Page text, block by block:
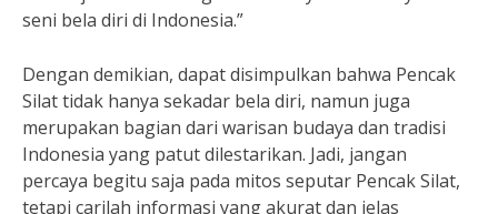
seni bela diri di Indonesia.”
Dengan demikian, dapat disimpulkan bahwa Pencak
Silat tidak hanya sekadar bela diri, namun juga
merupakan bagian dari warisan budaya dan tradisi
Indonesia yang patut dilestarikan. Jadi, jangan
percaya begitu saja pada mitos seputar Pencak Silat,
tetapi carilah informasi yang akurat dan jelas